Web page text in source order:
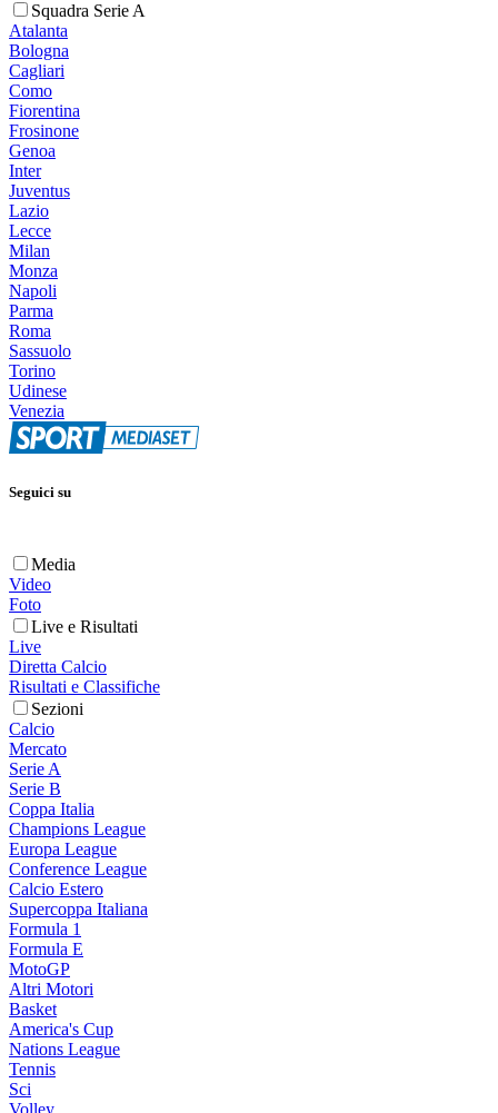
Squadra Serie A
Atalanta
Bologna
Cagliari
Como
Fiorentina
Frosinone
Genoa
Inter
Juventus
Lazio
Lecce
Milan
Monza
Napoli
Parma
Roma
Sassuolo
Torino
Udinese
Venezia
Seguici su
Media
Video
Foto
Live e Risultati
Live
Diretta Calcio
Risultati e Classifiche
Sezioni
Calcio
Mercato
Serie A
Serie B
Coppa Italia
Champions League
Europa League
Conference League
Calcio Estero
Supercoppa Italiana
Formula 1
Formula E
MotoGP
Altri Motori
Basket
America's Cup
Nations League
Tennis
Sci
Volley